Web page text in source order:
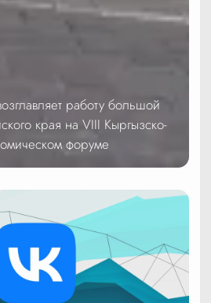
работу большой
края на VIII Кыргызско-
форуме